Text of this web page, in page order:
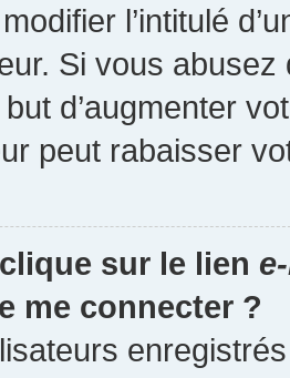
l’intitulé
Si vous
d’augmenter
peut rabaisser
sur le lien
me connecter ?